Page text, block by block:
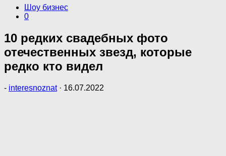
Шоу бизнес
0
10 редких свадебных фото
отечественных звезд, которые
редко кто видел
- interesnoznat · 16.07.2022